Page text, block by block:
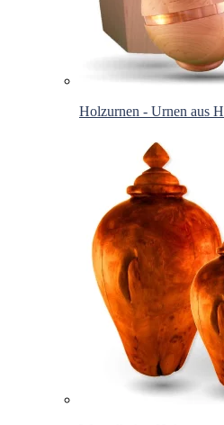
Holzurnen - Urnen aus